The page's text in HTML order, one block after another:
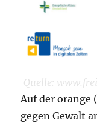
Quelle:
Auf der orange
gegen Gewalt